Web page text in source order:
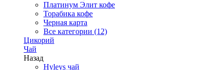
Платинум Элит кофе
Торабика кофе
Черная карта
Все категории (12)
Цикорий
Чай
Назад
Hyleys чай